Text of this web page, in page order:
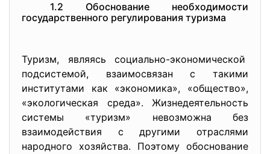
1.2 Обоснование необходимости
государственного регулирования туризма
Туризм, являясь социально-экономической
подсистемой, взаимосвязан с такими
институтами как «экономика», «общество»,
«экологическая среда». Жизнедеятельность
системы «туризм» невозможна без
взаимодействия с другими отраслями
народного хозяйства. Поэтому обоснование